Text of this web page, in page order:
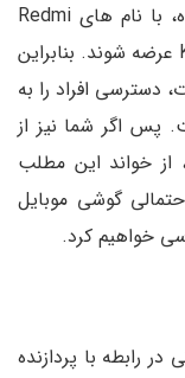
به نظر می‌رسد عضوهای جدید این خانواده، با نام های Redmi
K60 ،Redmi K60 Pro ،Redmi K60 Gaming عرضه شوند. بنابراین
دسترسی افراد را به
پس اگر شما نیز از
از خواند این مطلب
گوشی موبایل
در رابطه با پردازنده